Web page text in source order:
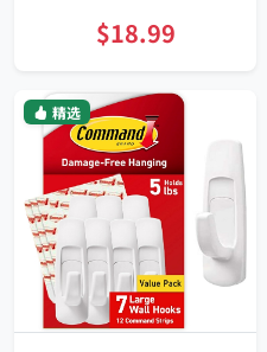
用
$18.99
精选